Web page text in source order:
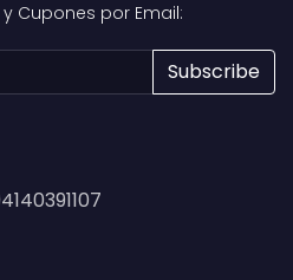
Cupones por Email: